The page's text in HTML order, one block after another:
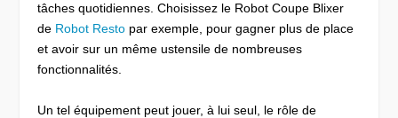
tâches quotidiennes. Choisissez le Robot Coupe Blixer
de Robot Resto par exemple, pour gagner plus de place
et avoir sur un même ustensile de nombreuses
fonctionnalités.
Un tel équipement peut jouer, à lui seul, le rôle de